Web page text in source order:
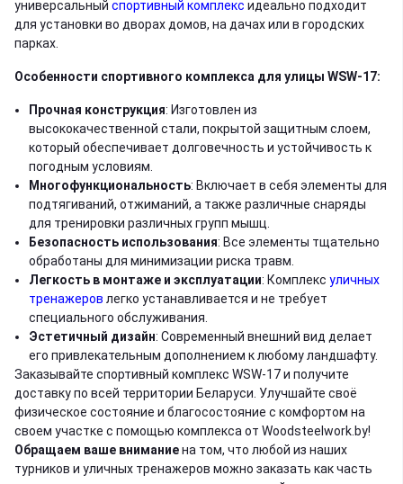
универсальный спортивный комплекс идеально подходит
для установки во дворах домов, на дачах или в городских
парках.
Особенности спортивного комплекса для улицы WSW-17:
Прочная конструкция: Изготовлен из
высококачественной стали, покрытой защитным слоем,
который обеспечивает долговечность и устойчивость к
погодным условиям.
Многофункциональность: Включает в себя элементы для
подтягиваний, отжиманий, а также различные снаряды
для тренировки различных групп мышц.
Безопасность использования: Все элементы тщательно
обработаны для минимизации риска травм.
Легкость в монтаже и эксплуатации: Комплекс уличных
тренажеров легко устанавливается и не требует
специального обслуживания.
Эстетичный дизайн: Современный внешний вид делает
его привлекательным дополнением к любому ландшафту.
Заказывайте спортивный комплекс WSW-17 и получите
доставку по всей территории Беларуси. Улучшайте своё
физическое состояние и благосостояние с комфортом на
своем участке с помощью комплекса от Woodsteelwork.by!
Обращаем ваше вниманиена том, что любой из наших
турников и уличных тренажеров можно заказать как часть